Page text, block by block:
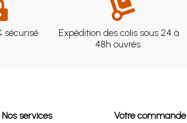
sécurisé
Expédition des colis sous 24 à
48h ouvrés.
Nos services Votre commande